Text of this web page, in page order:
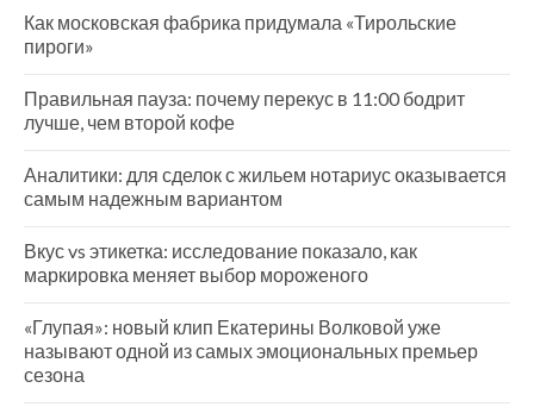
Как московская фабрика придумала «Тирольские
пироги»
Правильная пауза: почему перекус в 11:00 бодрит
лучше, чем второй кофе
Аналитики: для сделок с жильем нотариус оказывается
самым надежным вариантом
Вкус vs этикетка: исследование показало, как
маркировка меняет выбор мороженого
«Глупая»: новый клип Екатерины Волковой уже
называют одной из самых эмоциональных премьер
сезона